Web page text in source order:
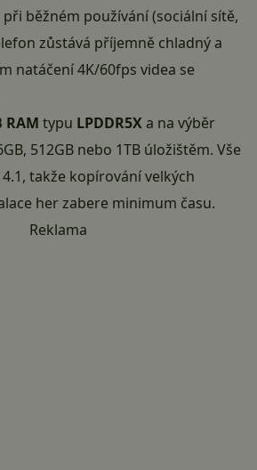
běžném používání (sociální sítě,
zůstává příjemně chladný a
natáčení 4K/60fps videa se
RAM typu LPDDR5Xa na výběr
512GB nebo 1TB úložištěm. Vše
takže kopírování velkých
her zabere minimum času.
Reklama